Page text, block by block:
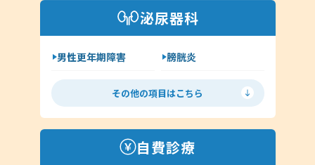
その他（アレルギー科）
泌尿器科
男性更年期障害
膀胱炎
尿道炎
亀頭包皮炎
性病の種類について
ヘルペス
その他の項目はこちら
自費診療